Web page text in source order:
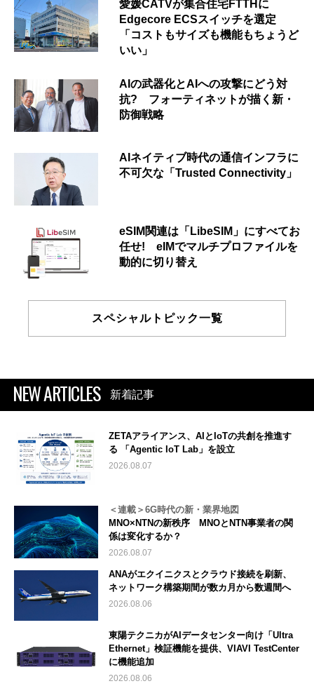
愛媛CATVが集合住宅FTTHに
Edgecore ECSスイッチを選定
「コストもサイズも機能もちょうど
いい」
AIの武器化とAIへの攻撃にどう対
抗? フォーティネットが描く新・
防御戦略
AIネイティブ時代の通信インフラに
不可欠な「Trusted Connectivity」
eSIM関連は「LibeSIM」にすべてお
任せ! eIMでマルチプロファイルを
動的に切り替え
スペシャルトピック一覧
NEW ARTICLES 新着記事
ZETAアライアンス、AIとIoTの共創を推進す
る 「Agentic IoT Lab」を設立
2026.08.07
＜連載＞6G時代の新・業界地図
MNO×NTNの新秩序 MNOとNTN事業者の関
係は変化するか？
2026.08.07
ANAがエクイニクスとクラウド接続を刷新、
ネットワーク構築期間が数カ月から数週間へ
2026.08.06
東陽テクニカがAIデータセンター向け「Ultra
Ethernet」検証機能を提供、VIAVI TestCenter
に機能追加
2026.08.06